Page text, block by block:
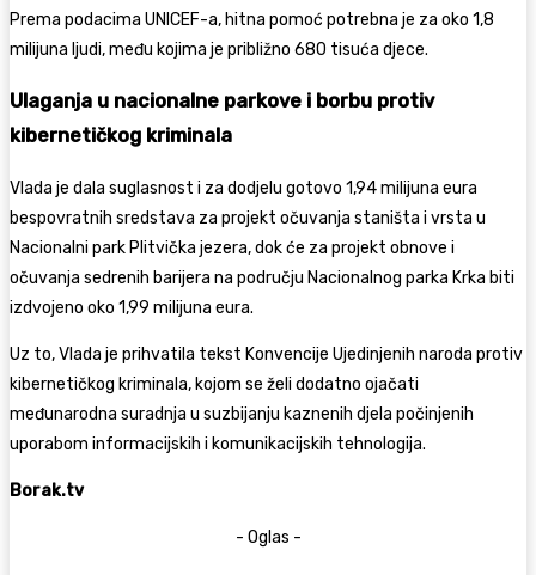
Prema podacima UNICEF-a, hitna pomoć potrebna je za oko 1,8
milijuna ljudi, među kojima je približno 680 tisuća djece.
Ulaganja u nacionalne parkove i borbu protiv
kibernetičkog kriminala
Vlada je dala suglasnost i za dodjelu gotovo 1,94 milijuna eura
bespovratnih sredstava za projekt očuvanja staništa i vrsta u
Nacionalni park Plitvička jezera, dok će za projekt obnove i
očuvanja sedrenih barijera na području Nacionalnog parka Krka biti
izdvojeno oko 1,99 milijuna eura.
Uz to, Vlada je prihvatila tekst Konvencije Ujedinjenih naroda protiv
kibernetičkog kriminala, kojom se želi dodatno ojačati
međunarodna suradnja u suzbijanju kaznenih djela počinjenih
uporabom informacijskih i komunikacijskih tehnologija.
Borak.tv
- Oglas -